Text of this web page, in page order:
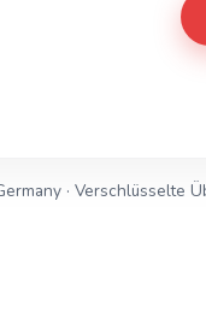
· Verschlüsselte